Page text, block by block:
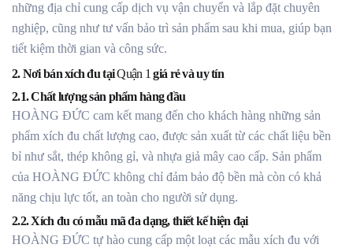
những địa chỉ cung cấp dịch vụ vận chuyển và lắp đặt chuyên
nghiệp, cũng như tư vấn bảo trì sản phẩm sau khi mua, giúp bạn
tiết kiệm thời gian và công sức.
2. Nơi bán xích đu tạiQuận 1 giá rẻ và uy tín
2.1. Chất lượng sản phẩm hàng đầu
HOÀNG ĐỨC cam kết mang đến cho khách hàng những sản
phẩm xích đu chất lượng cao, được sản xuất từ các chất liệu bền
bỉ như sắt, thép không gỉ, và nhựa giả mây cao cấp. Sản phẩm
của HOÀNG ĐỨC không chỉ đảm bảo độ bền mà còn có khả
năng chịu lực tốt, an toàn cho người sử dụng.
2.2. Xích đu có mẫu mã đa dạng, thiết kế hiện đại
HOÀNG ĐỨC tự hào cung cấp một loạt các mẫu xích đu với